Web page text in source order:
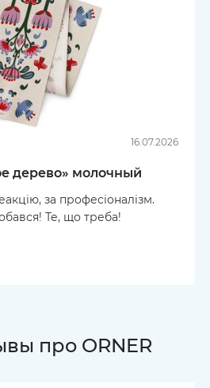
16.07.2026
дерево» молочный
за професіоналізм.
Те, що треба!
про ORNER